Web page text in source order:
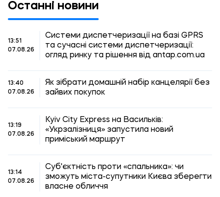
Останні новини
13:51
07.08.26
Системи диспетчеризації на базі GPRS
та сучасні системи диспетчеризації:
огляд ринку та рішення від antap.com.ua
13:40
07.08.26
Як зібрати домашній набір канцелярії без
зайвих покупок
13:19
07.08.26
Kyiv City Express на Васильків:
«Укрзалізниця» запустила новий
приміський маршрут
13:14
07.08.26
Суб'єктність проти «спальника»: чи
зможуть міста-супутники Києва зберегти
власне обличчя